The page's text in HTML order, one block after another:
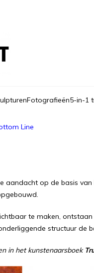
Fotografieën5-in-1
Line
aandacht op de basis
te maken,
structuur de
in het kunstenaarsboek